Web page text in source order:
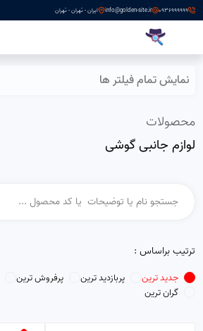
0936999999
info@golden-site.ir ایران - تهران - تهران
نمایش تمام فیلتر ها
محصولات
لوازم جانبی گوشی
ترتیب براساس :
جدید ترین پربازدید ترین پرفروش ترین
گران ترین